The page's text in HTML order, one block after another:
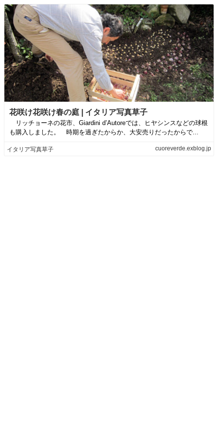
花咲け花咲け春の庭 | イタリア写真草子
リッチョーネの花市、Giardini d’Autoreでは、ヒヤシンスなどの球根
も購入しました。 時期を過ぎたからか、大安売りだったからで...
イタリア写真草子 cuoreverde.exblog.jp